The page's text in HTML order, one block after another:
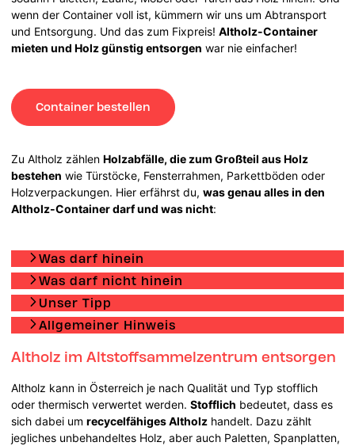
wenn der Container voll ist, kümmern wir uns um Abtransport
und Entsorgung. Und das zum Fixpreis!Altholz-Container
mieten und Holz günstig entsorgen war nie einfacher!
Container bestellen
Zu Altholz zählenHolzabfälle, die zum Großteil aus Holz
bestehen wie Türstöcke, Fensterrahmen, Parkettböden oder
Holzverpackungen. Hier erfährst du,was genau alles in den
Altholz-Container darf und was nicht:
Was darf hinein
Was darf nicht hinein
Unser Tipp
Allgemeiner Hinweis
Altholz im Altstoffsammelzentrum entsorgen
Altholz kann in Österreich je nach Qualität und Typ stofflich
oder thermisch verwertet werden.Stofflich bedeutet, dass es
sich dabei umrecycelfähiges Altholz handelt. Dazu zählt
jegliches unbehandeltes Holz, aber auch Paletten, Spanplatten,